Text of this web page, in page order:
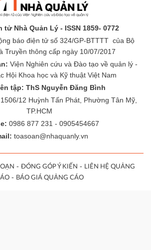
tử Nhà Quản Lý - ISSN 1859- 0772
báo điện tử số 324/GP-BTTTT của Bộ
Truyền thông cấp ngày 10/07/2017
Viện Nghiên cứu và Đào tạo về quản lý -
Hội Khoa học và Kỹ thuật Việt Nam
tập: ThS Nguyễn Đăng Bình
1506/12 Huỳnh Tấn Phát, Phường Tân Mỹ,
TP.HCM
0986 877 231 - 0905454667
toasoan@nhaquanly.vn
- ĐÓNG GÓP Ý KIẾN - LIÊN HỆ QUẢNG
- BÁO GIÁ QUẢNG CÁO